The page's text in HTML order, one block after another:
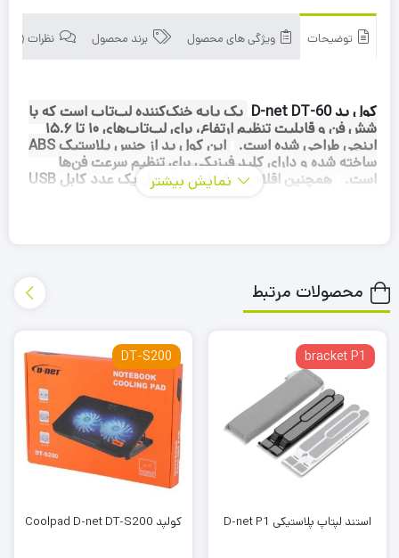
توضیحات ویژگی های محصول برند محصول نظرات (0)
کول پد D-net DT-60
یک پایه خنک‌کننده لپ‌تاپ است که با
شش فن و قابلیت تنظیم ارتفاع، برای لپ‌تاپ‌های ۱۰ تا ۱۵.۶
اینچی طراحی شده است.
این کول پد از جنس پلاستیک ABS
ساخته شده و دارای کلید فیزیکی برای تنظیم سرعت فن‌ها
است.
همچنین اقلام همراه
این محصول یک عدد کابل USB
نمایش بیشتر
محصولات مرتبط
bracket P1
استند لپتاپ پلاستیکی D-net P1
DT-S200
کولپد Coolpad D-net DT-S200